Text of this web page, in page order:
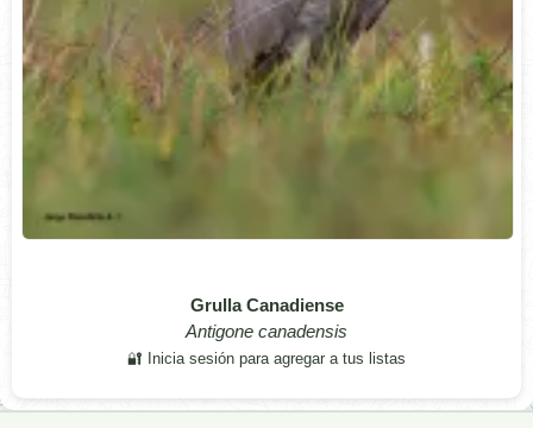
Grulla Canadiense
Antigone canadensis
🔐 Inicia sesión para agregar a tus listas